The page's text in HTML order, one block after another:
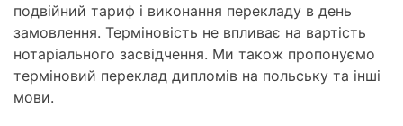
подвійний тариф і виконання перекладу в день
замовлення. Терміновість не впливає на вартість
нотаріального засвідчення. Ми також пропонуємо
терміновий переклад дипломів на польську та інші
мови.